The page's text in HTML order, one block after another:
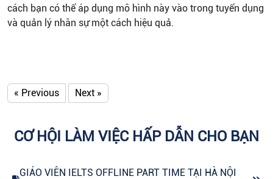
cách bạn có thể áp dụng mô hình này vào trong tuyển dụng
và quản lý nhân sự một cách hiệu quả.
« Previous Next »
CƠ HỘI LÀM VIỆC HẤP DẪN CHO BẠN
GIÁO VIÊN IELTS OFFLINE PART TIME TẠI HÀ NỘI